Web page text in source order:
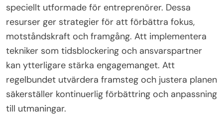
speciellt utformade för entreprenörer. Dessa
resurser ger strategier för att förbättra fokus,
motståndskraft och framgång. Att implementera
tekniker som tidsblockering och ansvarspartner
kan ytterligare stärka engagemanget. Att
regelbundet utvärdera framsteg och justera planen
säkerställer kontinuerlig förbättring och anpassning
till utmaningar.